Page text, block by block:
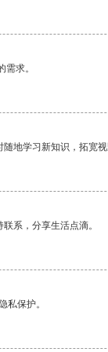
求。
地学习新知识，拓宽
系，分享生活点滴。
私保护。